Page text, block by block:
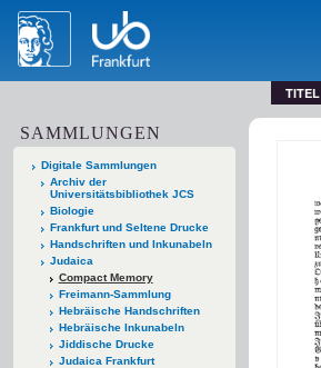
TITEL
SAMMLUNGEN
Digitale Sammlungen
Archiv der
Universitätsbibliothek JCS
Biologie
Frankfurt und Seltene Drucke
Handschriften und Inkunabeln
Judaica
Compact Memory
Freimann-Sammlung
Hebräische Handschriften
Hebräische Inkunabeln
Jiddische Drucke
Judaica Frankfurt